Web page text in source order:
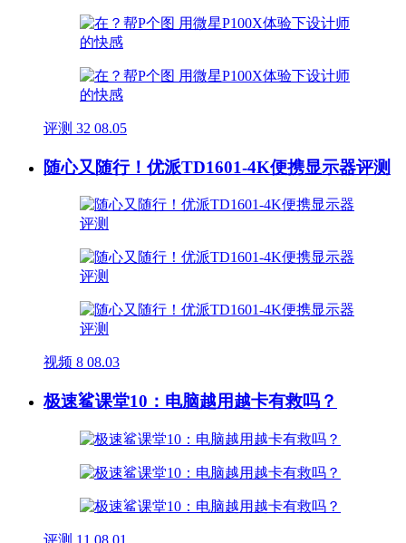
评测 32 08.05
随心又随行！优派TD1601-4K便携显示器评测
视频 8 08.03
极速鲨课堂10：电脑越用越卡有救吗？
评测 11 08.01